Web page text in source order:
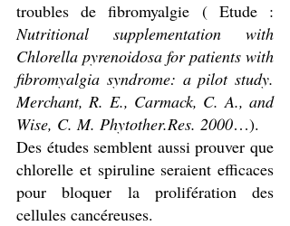
Nutritional supplementation with
Chlorella pyrenoidosa for patients with
fibromyalgia syndrome: a pilot study.
Merchant, R. E., Carmack, C. A., and
Wise, C. M. Phytother.Res. 2000…).
Des études semblent aussi prouver que
chlorelle et spiruline seraient efficaces
pour bloquer la prolifération des
cellules cancéreuses.